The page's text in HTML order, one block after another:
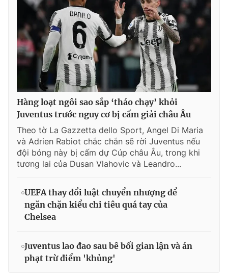
Hàng loạt ngôi sao sắp ‘tháo chạy’ khỏi
Juventus trước nguy cơ bị cấm giải châu Âu
Theo tờ La Gazzetta dello Sport, Angel Di Maria
và Adrien Rabiot chắc chắn sẽ rời Juventus nếu
đội bóng này bị cấm dự Cúp châu Âu, trong khi
tương lai của Dusan Vlahovic và Leandro...
UEFA thay đổi luật chuyển nhượng để
ngăn chặn kiểu chi tiêu quá tay của
Chelsea
Juventus lao đao sau bê bối gian lận và án
phạt trừ điểm 'khủng'